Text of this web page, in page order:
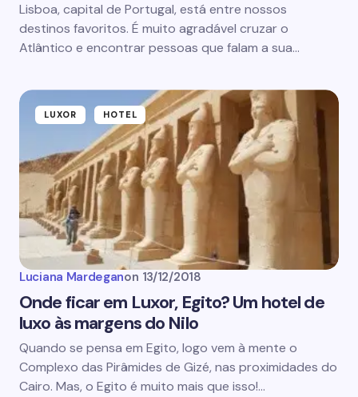
Lisboa, capital de Portugal, está entre nossos
destinos favoritos. É muito agradável cruzar o
Atlântico e encontrar pessoas que falam a sua…
LUXOR HOTEL
Luciana Mardeganon 13/12/2018
Onde ficar em Luxor, Egito? Um hotel de
luxo às margens do Nilo
Quando se pensa em Egito, logo vem à mente o
Complexo das Pirâmides de Gizé, nas proximidades do
Cairo. Mas, o Egito é muito mais que isso!…